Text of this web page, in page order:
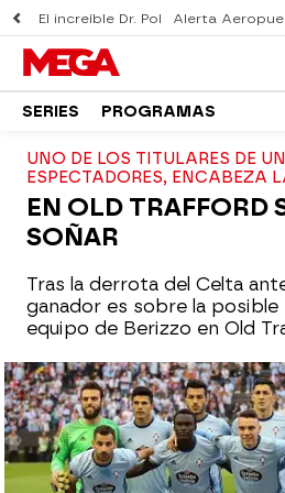
El increíble Dr. Pol Alerta
SERIES PROGRAMAS
UNO DE LOS TITULARES DE
ESPECTADORES, ENCABEZA
EN OLD TRAFFORD
SOÑAR
Tras la derrota del Celta
ganador es sobre la posible
equipo de Berizzo en Old